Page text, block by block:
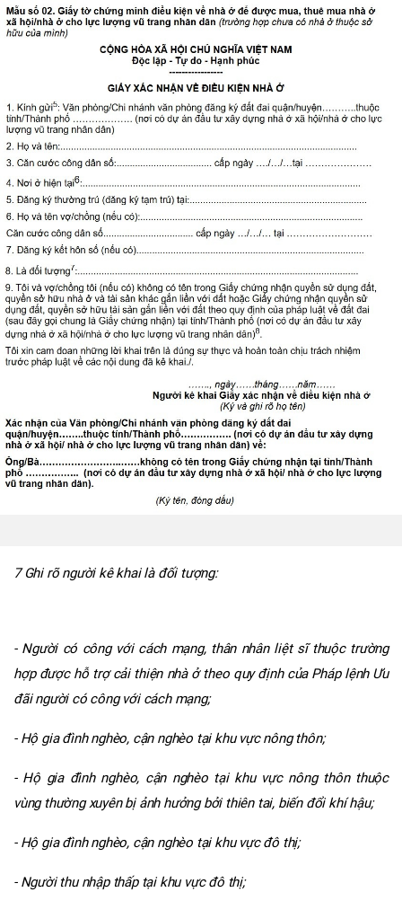
7 Ghi rõ người kê khai là đối tượng:
- Người có công với cách mạng, thân nhân liệt sĩ thuộc trường
hợp được hỗ trợ cải thiện nhà ở theo quy định của Pháp lệnh Ưu
đãi người có công với cách mạng;
- Hộ gia đình nghèo, cận nghèo tại khu vực nông thôn;
- Hộ gia đình nghèo, cận nghèo tại khu vực nông thôn thuộc
vùng thường xuyên bị ảnh hưởng bởi thiên tai, biến đổi khí hậu;
- Hộ gia đình nghèo, cận nghèo tại khu vực đô thị;
- Người thu nhập thấp tại khu vực đô thị;